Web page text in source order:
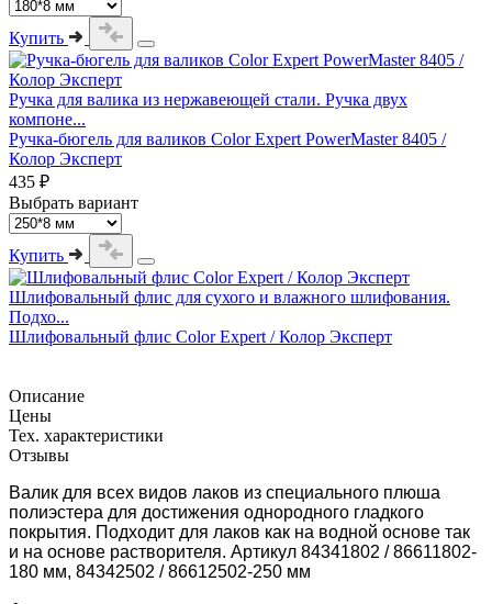
Купить
Ручка для валика из нержавеющей стали. Ручка двух
компоне...
Ручка-бюгель для валиков Color Expert PowerMaster 8405 /
Колор Эксперт
435 ₽
Выбрать вариант
Купить
Шлифовальный флис для сухого и влажного шлифования.
Подхо...
Шлифовальный флис Color Expert / Колор Эксперт
Описание
Цены
Тех. характеристики
Отзывы
Валик для всех видов лаков из специального плюша
полиэстера для достижения однородного гладкого
покрытия. Подходит для лаков как на водной основе так
и на основе растворителя. Артикул 84341802 / 86611802-
180 мм, 84342502 / 86612502-250 мм